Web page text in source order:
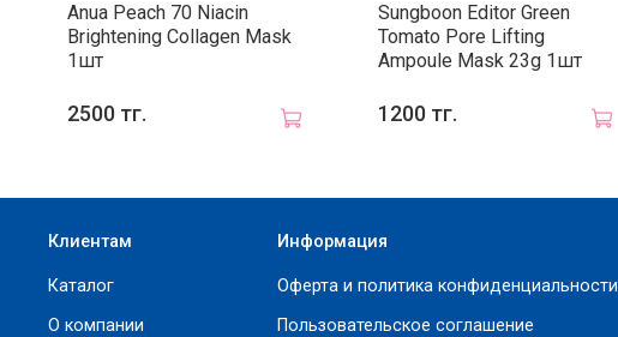
Anua Peach 70 Niacin
Brightening Collagen Mask
1шт
2500 тг.
Sungboon Editor Green
Tomato Pore Lifting
Ampoule Mask 23g 1шт
1200 тг.
Клиентам
Каталог
О компании
Информация
Оферта и политика конфиденциальности
Пользовательское соглашение